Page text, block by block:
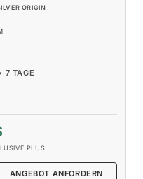
ORIGIN
7 TAGE
PLUS
ANGEBOT ANFORDERN